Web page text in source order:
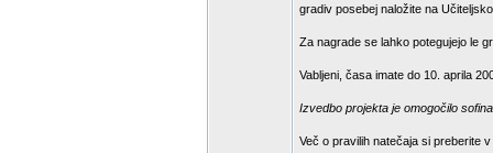
gradiv posebej naložite na
Za nagrade se lahko potegujejo le
Vabljeni, časa imate do 10. aprila
Izvedbo projekta je omogočilo
Več o pravilih natečaja si preberite v